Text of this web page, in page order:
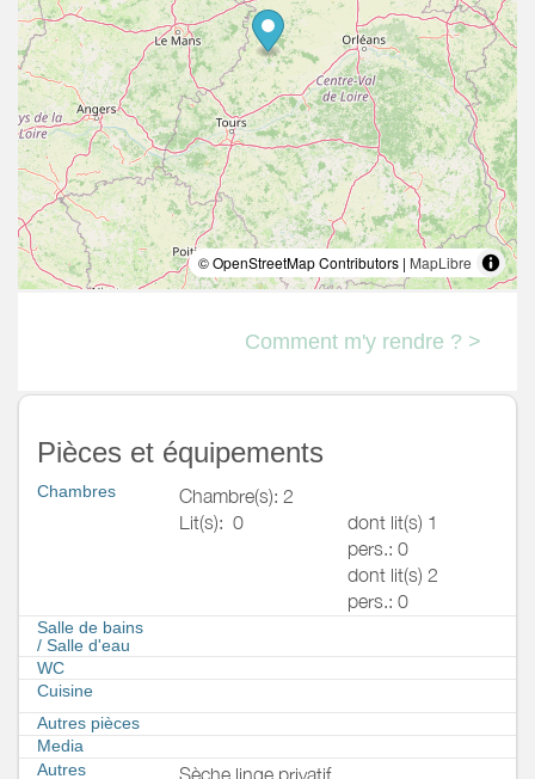
© OpenStreetMap Contributors | MapLibre
Comment m'y rendre ? >
Pièces et équipements
Chambres
Chambre(s): 2
Lit(s): 0
dont lit(s) 1
pers.: 0
dont lit(s) 2
pers.: 0
Salle de bains
/ Salle d'eau
WC
Cuisine
Autres pièces
Media
Autres
Sèche linge privatif